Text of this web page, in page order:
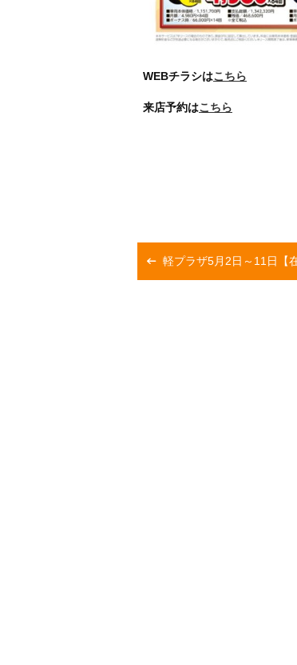
WEBチラシはこちら
来店予約はこちら
軽プラザ5月2日～11日【